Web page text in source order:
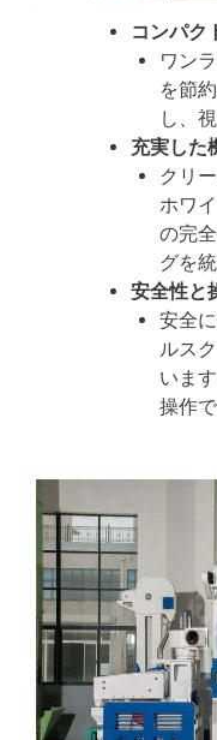
コンパク
ワン
を節
し、
充実した
クリ
ホワ
の完
グを
安全性と
安全
ルス
いま
操作で